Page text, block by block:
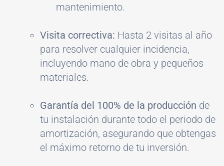
mantenimiento.
Visita correctiva: Hasta 2 visitas al año
para resolver cualquier incidencia,
incluyendo mano de obra y pequeños
materiales.
Garantía del 100% de la producción de
tu instalación durante todo el periodo de
amortización, asegurando que obtengas
el máximo retorno de tu inversión.